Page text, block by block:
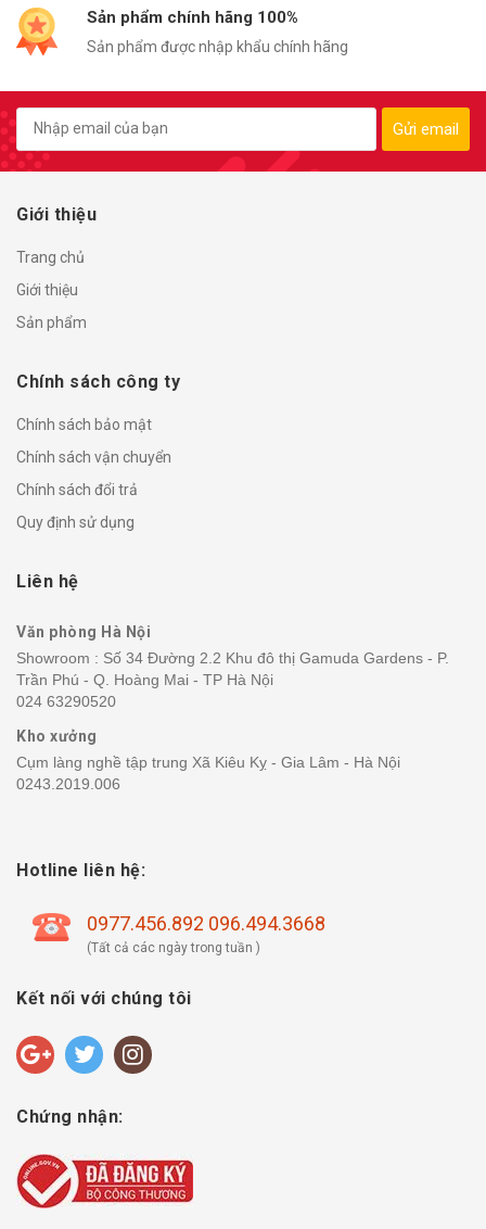
Sản phẩm chính hãng 100%
Sản phẩm được nhập khẩu chính hãng
Gửi email
Giới thiệu
Trang chủ
Giới thiệu
Sản phẩm
Chính sách công ty
Chính sách bảo mật
Chính sách vận chuyển
Chính sách đổi trả
Quy định sử dụng
Liên hệ
Văn phòng Hà Nội
Showroom : Số 34 Đường 2.2 Khu đô thị Gamuda Gardens - P.
Trần Phú - Q. Hoàng Mai - TP Hà Nội
024 63290520
Kho xưởng
Cụm làng nghề tập trung Xã Kiêu Kỵ - Gia Lâm - Hà Nội
0243.2019.006
Hotline liên hệ:
0977.456.892 096.494.3668
(Tất cả các ngày trong tuần )
Kết nối với chúng tôi
Chứng nhận: